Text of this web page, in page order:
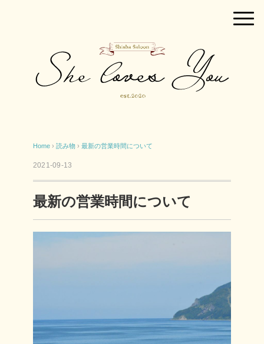
Home › 読み物 › 最新の営業時間について
2021-09-13
最新の営業時間について